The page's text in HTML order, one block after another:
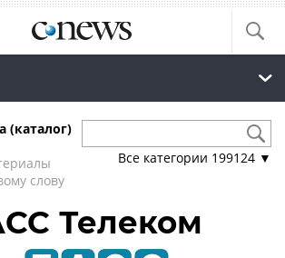
(каталог)
слову
Все категории 199124 ▼
Телеком